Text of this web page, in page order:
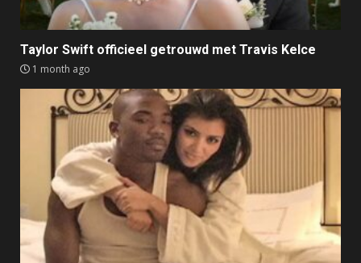
Taylor Swift officieel getrouwd met Travis Kelce
1 month ago